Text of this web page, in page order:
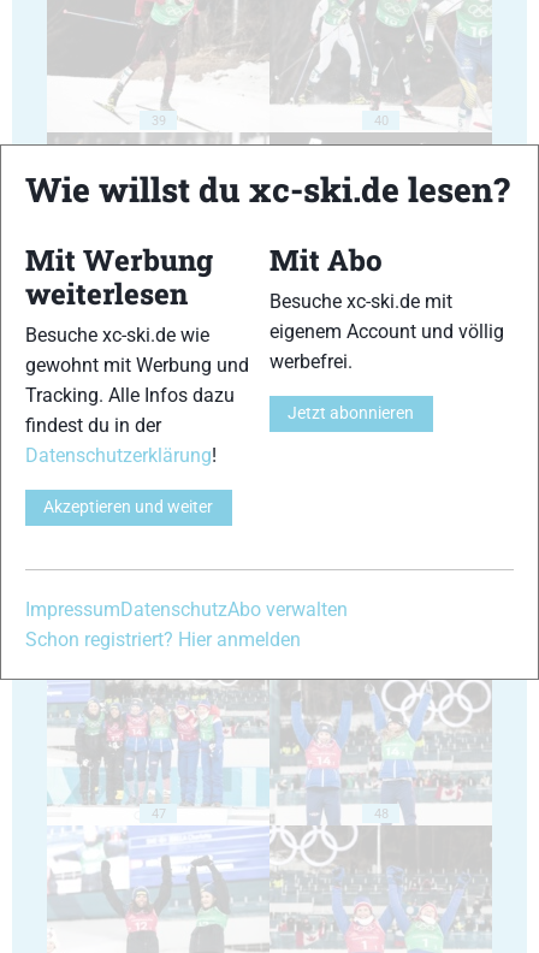
39 40
41 42
43
45
47 48
Wie willst du xc-ski.de lesen?
Mit Werbung
weiterlesen
Besuche xc-ski.de wie
gewohnt mit Werbung und
Tracking. Alle Infos dazu
findest du in der
Datenschutzerklärung!
Akzeptieren und weiter
Mit Abo
Besuche xc-ski.de mit
eigenem Account und völlig
werbefrei.
Jetzt abonnieren
Impressum DatenschutzAbo verwalten
Schon registriert? Hier anmelden